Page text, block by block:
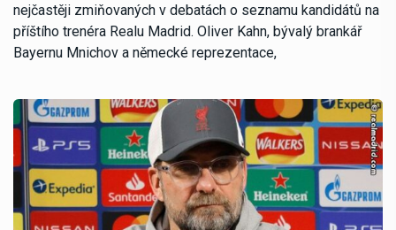
nejčastěji zmiňovaných v debatách o seznamu kandidátů na
příštího trenéra Realu Madrid. Oliver Kahn, bývalý brankář
Bayernu Mnichov a německé reprezentace,